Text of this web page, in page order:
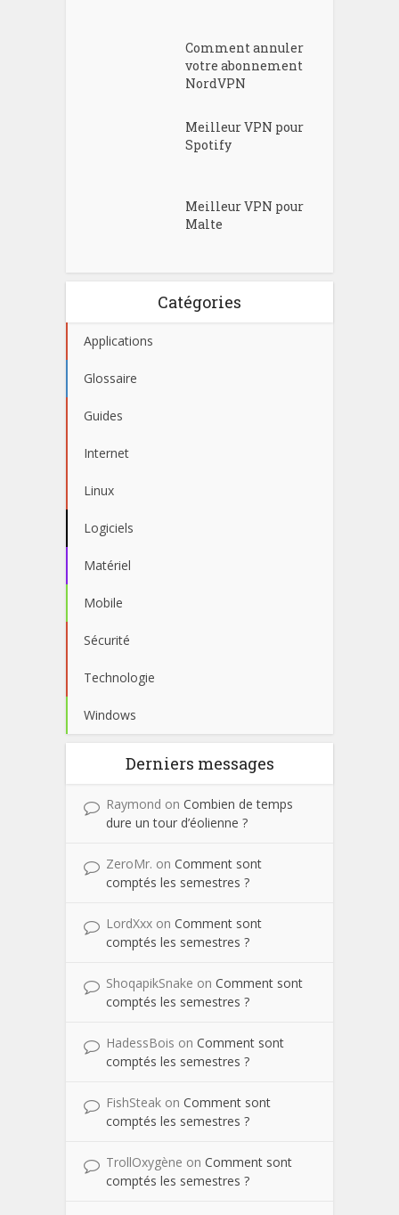
Comment annuler
votre abonnement
NordVPN
Meilleur VPN pour
Spotify
Meilleur VPN pour
Malte
Catégories
Applications
Glossaire
Guides
Internet
Linux
Logiciels
Matériel
Mobile
Sécurité
Technologie
Windows
Derniers messages
Raymond on Combien de temps
dure un tour d’éolienne ?
ZeroMr. on Comment sont
comptés les semestres ?
LordXxx on Comment sont
comptés les semestres ?
ShoqapikSnake on Comment sont
comptés les semestres ?
HadessBois on Comment sont
comptés les semestres ?
FishSteak on Comment sont
comptés les semestres ?
TrollOxygène on Comment sont
comptés les semestres ?